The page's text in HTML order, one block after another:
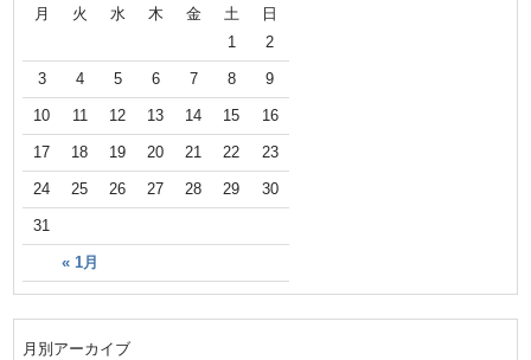
月 火 水 木 金 土 日
« 1月
1 2
3 4 5 6 7 8 9
10 11 12 13 14 15 16
17 18 19 20 21 22 23
24 25 26 27 28 29 30
31
月別アーカイブ